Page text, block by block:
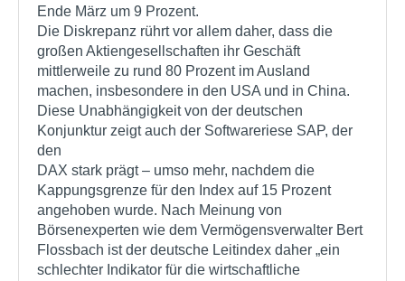
Ende März um 9 Prozent.
Die Diskrepanz rührt vor allem daher, dass die
großen Aktiengesellschaften ihr Geschäft
mittlerweile zu rund 80 Prozent im Ausland
machen, insbesondere in den USA und in China.
Diese Unabhängigkeit von der deutschen
Konjunktur zeigt auch der Softwareriese SAP, der
den
DAX stark prägt – umso mehr, nachdem die
Kappungsgrenze für den Index auf 15 Prozent
angehoben wurde. Nach Meinung von
Börsenexperten wie dem Vermögensverwalter Bert
Flossbach ist der deutsche Leitindex daher „ein
schlechter Indikator für die wirtschaftliche